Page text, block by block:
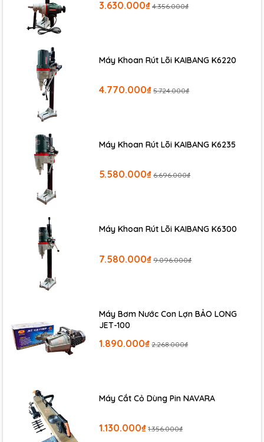
Thông số kĩ thuật
Kích thước :305x295x105mm
Hành trình rút : 7mm
Lực kéo : 19000N
Trọng lượng :2.4kg
Lượng khí tiêu hao : 70L/phút
Áp suất sử dụng : 5-7 bar
Đầu rút đi kèm :M4-M5-M6-M8-M10
Bảo hành :6 tháng
3.630.000₫ 4.356.000₫
Máy Khoan Rút Lõi KAIBANG K6220
4.770.000₫ 5.724.000₫
Máy Khoan Rút Lõi KAIBANG K6235
5.580.000₫ 6.696.000₫
Máy Khoan Rút Lõi KAIBANG K6300
7.580.000₫ 9.096.000₫
Máy Bơm Nước Con Lợn BẢO LONG
JET-100
1.890.000₫ 2.268.000₫
Máy Cắt Cỏ Dùng Pin NAVARA
1.130.000₫ 1.356.000₫